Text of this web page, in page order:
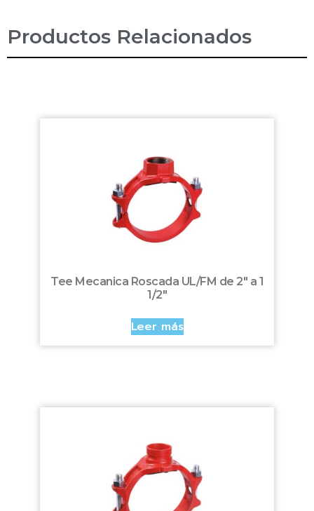
Productos Relacionados
Tee Mecanica Roscada UL/FM de 2″ a 1
1/2″
Leer más